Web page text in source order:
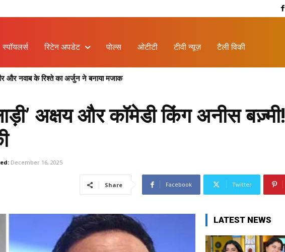
स्पॉयलर्स रिटेन अपडेट पोल्स ओटीटी टीवी न्यूज़ टैली विकी
नवाब के रिश्ते का अर्जुन ने बनाया मजाक
अक्षय और कॉमेडी किंग अनीस बज़्मी!
December 16, 2025
Share Facebook Twitter
LATEST NEWS